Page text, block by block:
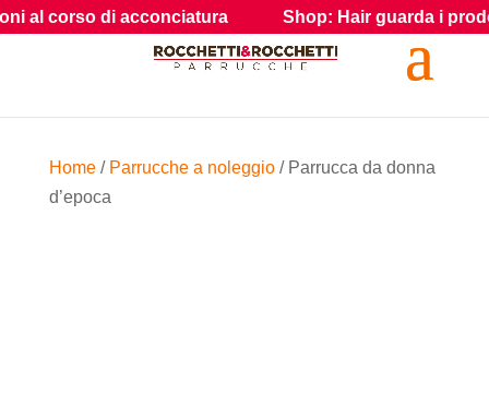
Home/ Parrucche a noleggio/ Parrucca da donna
d’epoca
corso di acconciatura Shop: Hair guarda i